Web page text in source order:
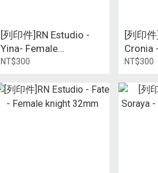
[列印件]RN Estudio -
Yina- Female
Necromancer 32mm
NT$300
[列印
Cronia
Female
NT$300